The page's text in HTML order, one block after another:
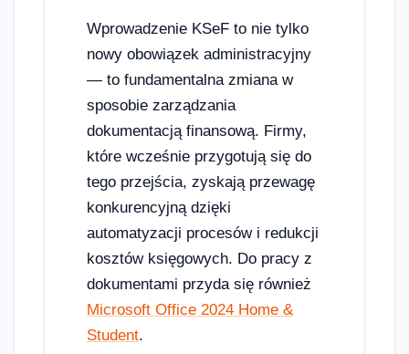
Wprowadzenie KSeF to nie tylko
nowy obowiązek administracyjny
— to fundamentalna zmiana w
sposobie zarządzania
dokumentacją finansową. Firmy,
które wcześnie przygotują się do
tego przejścia, zyskają przewagę
konkurencyjną dzięki
automatyzacji procesów i redukcji
kosztów księgowych. Do pracy z
dokumentami przyda się również
Microsoft Office 2024 Home &
Student.